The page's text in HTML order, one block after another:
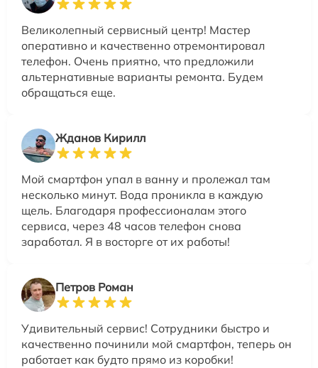
Великолепный сервисный центр! Мастер
оперативно и качественно отремонтировал
телефон. Очень приятно, что предложили
альтернативные варианты ремонта. Будем
обращаться еще.
Жданов Кирилл
Мой смартфон упал в ванну и пролежал там
несколько минут. Вода проникла в каждую
щель. Благодаря профессионалам этого
сервиса, через 48 часов телефон снова
заработал. Я в восторге от их работы!
Петров Роман
Удивительный сервис! Сотрудники быстро и
качественно починили мой смартфон, теперь он
работает как будто прямо из коробки!